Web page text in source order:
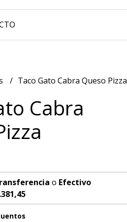
Taco Gato Cabra Queso Pizza
Cabra
o Efectivo